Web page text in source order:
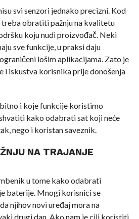
svi senzori jednako precizni. Kod
obratiti pažnju na kvalitetu
koju nudi proizvođač. Neki
sve funkcije, u praksi daju
lošim aplikacijama. Zato je
i iskustva korisnika prije donošenja
i koje funkcije koristimo
kako odabrati sat koji neće
nego i koristan saveznik.
NA TRAJANJE
u tome kako odabrati
baterije. Mnogi korisnici se
njihov novi uređaj mora na
drugi dan. Ako nam je cilj koristiti